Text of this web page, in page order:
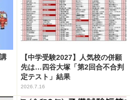
【中学受験2027】人気校の併願
先は…四谷大塚「第2回合不合判
定テスト」結果
2026.7.16